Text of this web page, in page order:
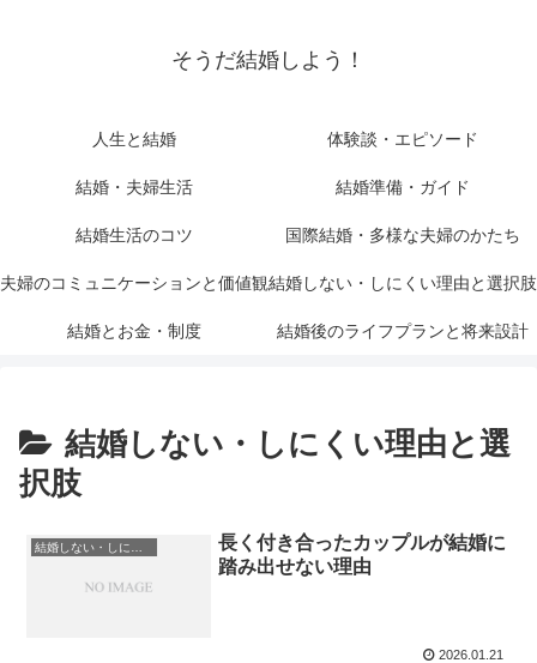
そうだ結婚しよう！
人生と結婚 体験談・エピソード
結婚・夫婦生活 結婚準備・ガイド
結婚生活のコツ 国際結婚・多様な夫婦のかたち
夫婦のコミュニケーションと価値観結婚しない・しにくい理由と選択肢
結婚とお金・制度 結婚後のライフプランと将来設計
結婚しない・しにくい理由と選
択肢
長く付き合ったカップルが結婚に
踏み出せない理由
2026.01.21